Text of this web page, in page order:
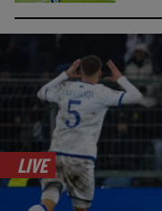
LIVE